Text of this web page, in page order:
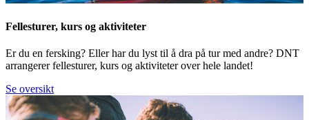
Fellesturer, kurs og aktiviteter
Er du en fersking? Eller har du lyst til å dra på tur med andre? DNT
arrangerer fellesturer, kurs og aktiviteter over hele landet!
Se oversikt